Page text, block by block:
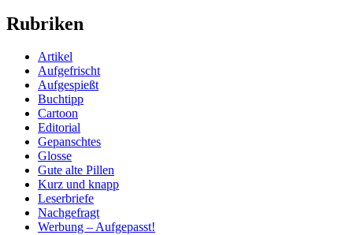
Rubriken
Artikel
Aufgefrischt
Aufgespießt
Buchtipp
Cartoon
Editorial
Gepanschtes
Glosse
Gute alte Pillen
Kurz und knapp
Leserbriefe
Nachgefragt
Werbung – Aufgepasst!